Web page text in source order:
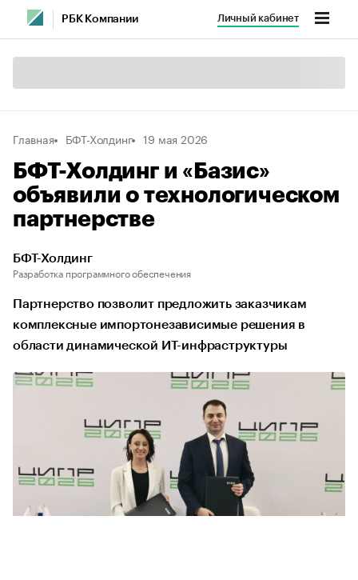
РБК Компании Личный кабинет
Главная БФТ-Холдинг 19 мая 2026
БФТ-Холдинг и «Базис»
объявили о технологическом
партнерстве
БФТ-Холдинг
Разработка программного обеспечения
Партнерство позволит предложить заказчикам
комплексные импортонезависимые решения в
области динамической ИТ-инфраструктуры